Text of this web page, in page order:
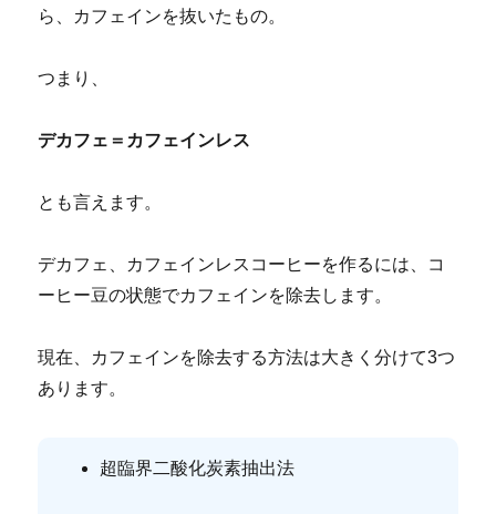
ら、カフェインを抜いたもの。
つまり、
デカフェ＝カフェインレス
とも言えます。
デカフェ、カフェインレスコーヒーを作るには、コ
ーヒー豆の状態でカフェインを除去します。
現在、カフェインを除去する方法は大きく分けて3つ
あります。
超臨界二酸化炭素抽出法